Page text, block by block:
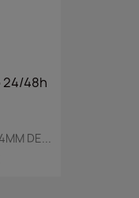
24/48h
DE...